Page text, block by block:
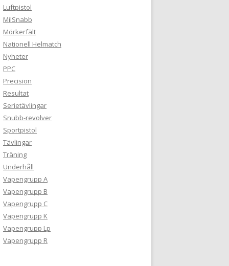
Luftpistol
MilSnabb
Mörkerfält
Nationell Helmatch
Nyheter
PPC
Precision
Resultat
Serietävlingar
Snubb-revolver
Sportpistol
Tävlingar
Träning
Underhåll
Vapengrupp A
Vapengrupp B
Vapengrupp C
Vapengrupp K
Vapengrupp Lp
Vapengrupp R